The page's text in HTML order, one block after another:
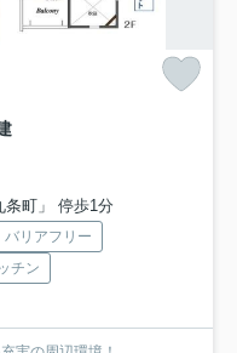
条町」 停歩1分
バリアフリー
チン